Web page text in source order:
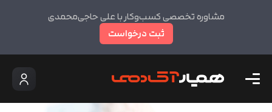
مشاوره تخصصی کسب‌وکار با علی حاجی‌محمدی
ثبت درخواست